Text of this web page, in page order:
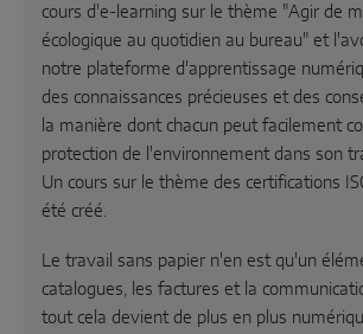
cours d'e-learning sur le thème "Agir de
écologique au quotidien au bureau" et
notre plateforme d'apprentissage
des connaissances précieuses et des
la manière dont chacun peut facilement
protection de l'environnement dans son
Un cours sur le thème des certifications
été créé.
Le travail sans papier n'en est qu'un
catalogues, les factures et la
tout cela devient de plus en plus